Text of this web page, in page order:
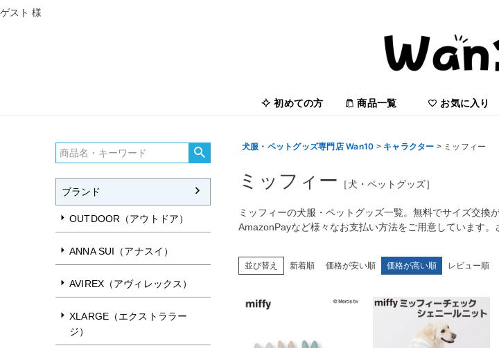
ゲスト 様
初めての方 商品一覧 お気に入り
ブランド
OUTDOOR（アウトドア）
ANNA SUI（アナスイ）
AVIREX（アヴィレックス）
XLARGE（エクストララー
ジ）
犬服・ペットグッズ専門店 Wan10 キャラクター ミッフィー
ミッフィー ［犬・ペットグッズ］
ミッフィーの犬服・ペットグッズ一覧。無料でサイズ交換
AmazonPayなど様々なお支払い方法をご用意しています。
並び替え 新着順 価格が安い順 価格が高い順 レビュー順